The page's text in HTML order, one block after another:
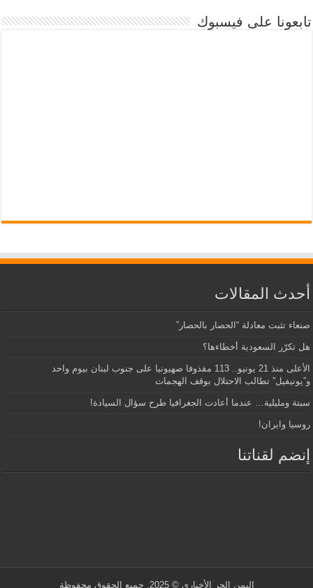
تابعونا على فيسبوك
أحدث المقالات
صنعاء تثبت معادلة “الحصار بالحصار”
هل تكرّر السعودية أخطاءها؟
الأعلى منذ 21 يونيو.. 113 مقذوفا صهيونيا على جنوب لبنان بيوم واحد
و”يونيفيل” تطالب الاحتلال بوقف الهجمات
سبتة ومليلية… عندما أعادت الجغرافيا طرح سؤال السيادة!
روسيا وايران!
إنضم لقناتنا
اليمن الحر الأخباري © 2025. جميع الحقوق محفوظة